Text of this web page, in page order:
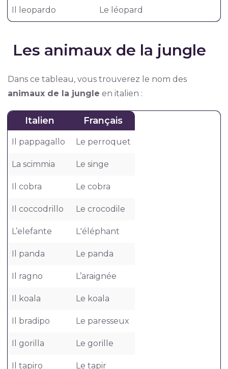
Il leopardo Le léopard
Les animaux de la jungle
Dans ce tableau, vous trouverez le nom des
animaux de la jungle en italien :
Italien Français
Il pappagallo Le perroquet
La scimmia Le singe
Il cobra Le cobra
Il coccodrillo Le crocodile
L’elefante L'éléphant
Il panda Le panda
Il ragno L’araignée
Il koala Le koala
Il bradipo Le paresseux
Il gorilla Le gorille
Il tapiro Le tapir